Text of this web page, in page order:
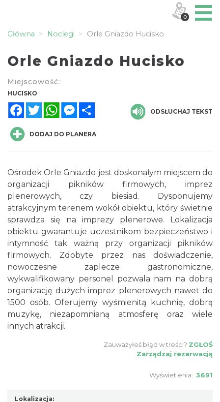
Główna Noclegi Orle Gniazdo Hucisko
Orle Gniazdo Hucisko
Miejscowość:
HUCISKO
FacebookTwitterWhatsAppMessenger
ODSŁUCHAJ TEKST
DODAJ DO PLANERA
Ośrodek Orle Gniazdo jest doskonałym miejscem do
organizacji pikników firmowych, imprez
plenerowych, czy biesiad. Dysponujemy
atrakcyjnym terenem wokół obiektu, który świetnie
sprawdza się na imprezy plenerowe. Lokalizacja
obiektu gwarantuje uczestnikom bezpieczeństwo i
intymność tak ważną przy organizacji pikników
firmowych. Zdobyte przez nas doświadczenie,
nowoczesne zaplecze gastronomiczne,
wykwalifikowany personel pozwala nam na dobrą
organizację dużych imprez plenerowych nawet do
1500 osób. Oferujemy wyśmienitą kuchnię, dobrą
muzykę, niezapomnianą atmosferę oraz wiele
innych atrakcji.
Zauważyłeś błąd w treści? ZGŁOŚ
Zarządzaj rezerwacją
Wyświetlenia: 3691
Lokalizacja:
0